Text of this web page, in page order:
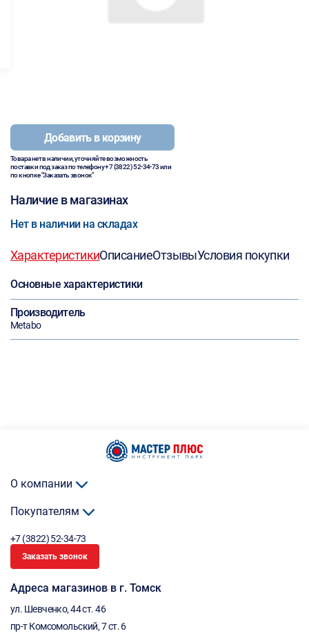
Добавить в корзину
Товара нет в наличии, уточняйте возможность
поставки под заказ по телефону+7 (3822) 52-34-73или
по кнопке "Заказать звонок"
Наличие в магазинах
Нет в наличии на складах
ХарактеристикиОписаниеОтзывыУсловия покупки
Основные характеристики
Производитель
Metabo
О компании
Покупателям
+7 (3822) 52-34-73
Заказать звонок
Адреса магазинов в г. Томск
ул. Шевченко, 44 ст. 46
пр-т Комсомольский, 7 ст. 6